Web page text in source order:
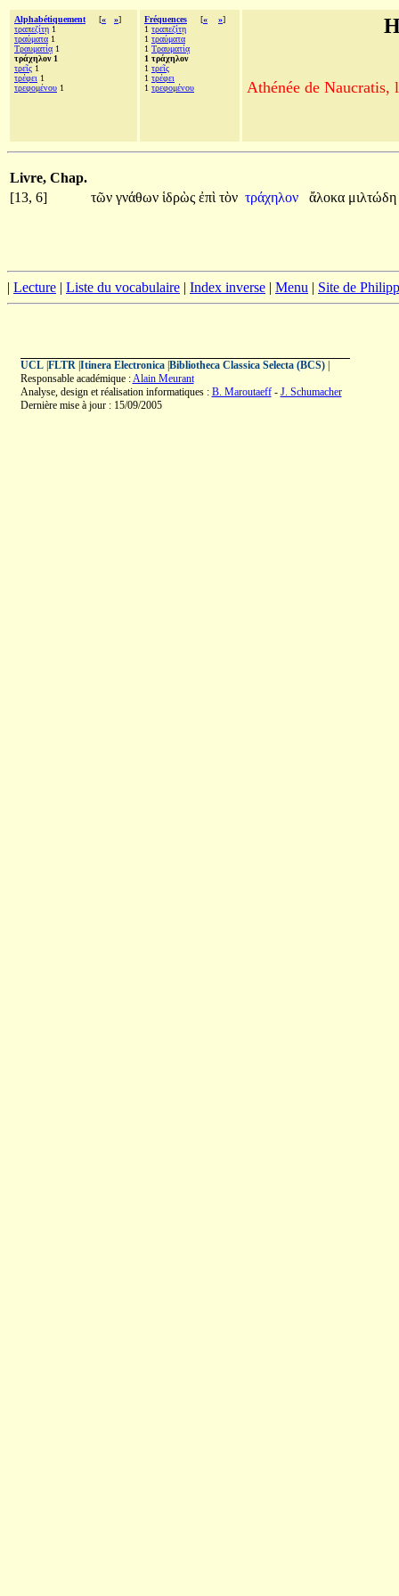
Alphabétiquement [« »]
τραπεζίτῃ 1
τραύματα 1
Τραυματίᾳ 1
τράχηλον 1
τρεῖς 1
τρέφει 1
τρεφομένου 1
Fréquences [« »]
1 τραπεζίτῃ
1 τραύματα
1 Τραυματίᾳ
1 τράχηλον
1 τρεῖς
1 τρέφει
1 τρεφομένου Athénée de Naucratis,
Livre, Chap.
[13, 6]
τῶν γνάθων ἱδρὼς ἐπὶ τὸν τράχηλον ἄλοκα μιλτώδη
| Lecture | Liste du vocabulaire | Index inverse | Menu | Site de
UCL| FLTR| Itinera Electronica| Bibliotheca Classica Selecta (BCS)|
Responsable académique :Alain Meurant
Analyse, design et réalisation informatiques : B. Maroutaeff- J. Schumacher
Dernière mise à jour : 15/09/2005